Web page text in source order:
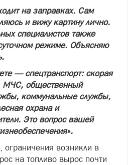
на заправках. Сам
и вижу картину лично.
специалистов также
режиме. Объясняю
— спецтранспорт: скорая
МЧС, общественный
коммунальные службы,
охрана и
Это вопрос вашей
ограничения возникли в
на топливо вырос почти